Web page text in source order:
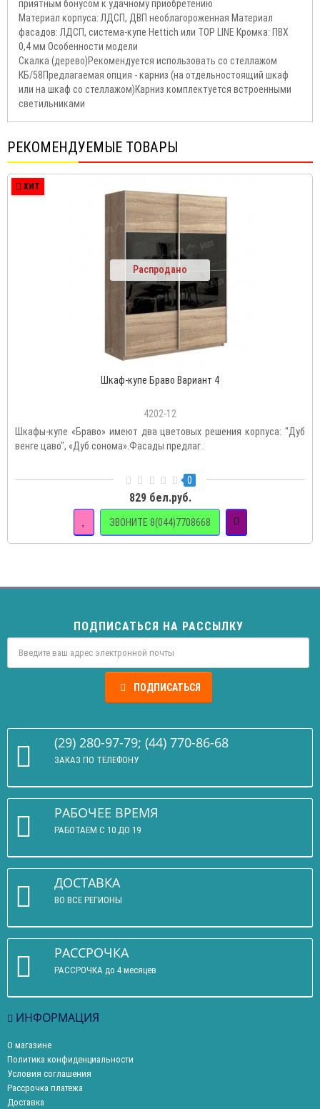
приятным бонусом к удачному приобретению
Материал корпуса: ЛДСП, ДВП необлагороженная Материал
фасадов: ЛДСП, система-купе Hettich или TOP LINE Кромка: ПВХ
0,4 мм Особенности модели
Скалка (дерево)Рекомендуется использовать со стеллажом
КБ/58Предлагаемая опция - карниз (на отдельностоящий шкаф
или на шкаф со стеллажом)Карниз комплектуется встроенными
светильниками
РЕКОМЕНДУЕМЫЕ ТОВАРЫ
ХИТ
Распродано
Шкаф-купе Браво Вариант 4
4202-12
Шкафы-купе «Браво» имеют два цветовых решения корпуса: "Дуб
венге цаво", «Дуб сонома».Фасады предлаг..
0
829 бел.руб.
ЗВОНИТЕ 8(044)7708668
ПОДПИСАТЬСЯ НА РАССЫЛКУ
ПОДПИСАТЬСЯ
(29) 280-97-79; (44) 770-86-68
ЗАКАЗ ПО ТЕЛЕФОНУ
РАБОЧЕЕ ВРЕМЯ
РАБОТАЕМ С 10 ДО 19
ДОСТАВКА
ВО ВСЕ РЕГИОНЫ
РАССРОЧКА
РАССРОЧКА до 4 месяцев
ИНФОРМАЦИЯ
О магазине
Политика конфиденциальности
Условия соглашения
Рассрочка платежа
Доставка